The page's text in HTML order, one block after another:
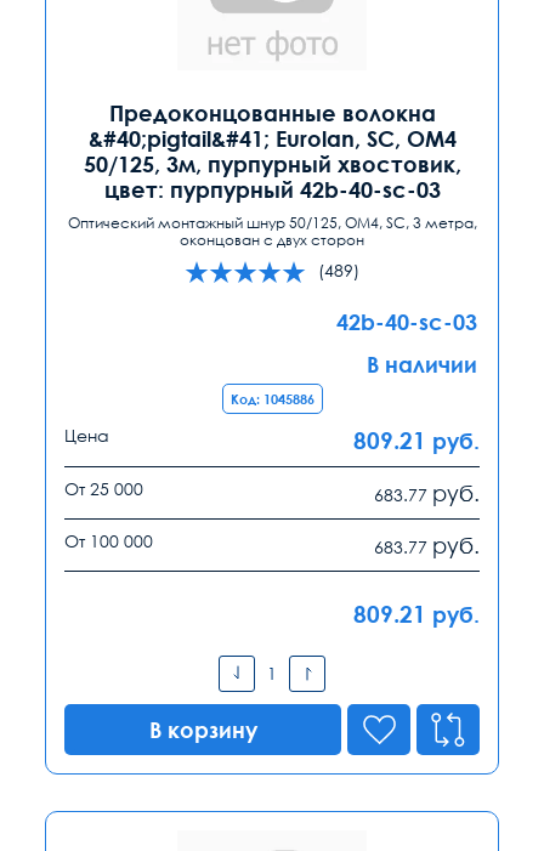
Предоконцованные волокна
&#40;pigtail&#41; Eurolan, SC, OM4
50/125, 3м, пурпурный хвостовик,
цвет: пурпурный 42b-40-sc-03
Оптический монтажный шнур 50/125, OM4, SC, 3 метра,
оконцован с двух сторон
(489)
42b-40-sc-03
В наличии
Код: 1045886
Цена 809.21 руб.
От 25 000 683.77 руб.
От 100 000 683.77 руб.
809.21 руб.
В корзину